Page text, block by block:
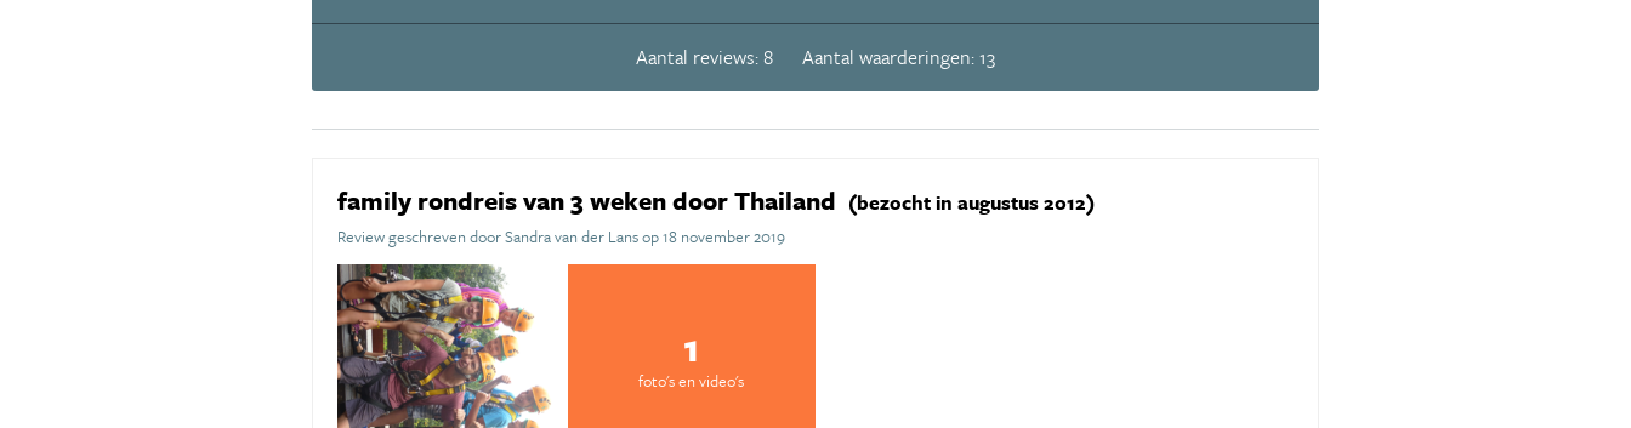
Aantal reviews: 8 Aantal waarderingen: 13
family rondreis van 3 weken door Thailand (bezocht in augustus 2012)
Review geschreven door Sandra van der Lans op 18 november 2019
1
foto's en video's